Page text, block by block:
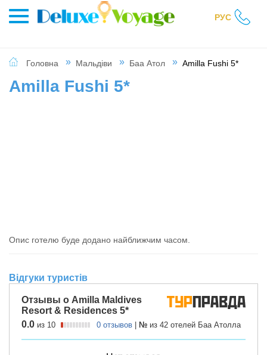
РУС
Головна Мальдіви Баа Атол Amilla Fushi 5*
Amilla Fushi 5*
Опис готелю буде додано найближчим часом.
Відгуки туристів